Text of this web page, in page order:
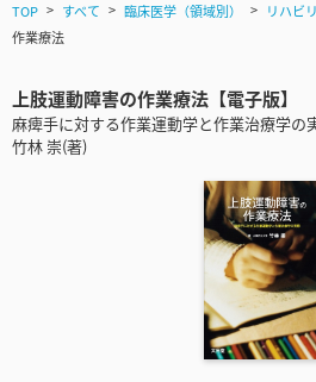
TOP すべて 臨床医学（領域別） リハビ
作業療法
上肢運動障害の作業療法【電子版】
麻痺手に対する作業運動学と作業治療学の
竹林 崇(著)